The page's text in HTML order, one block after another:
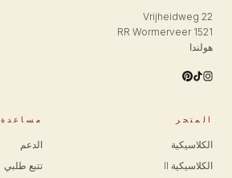
Vrijheidweg 22
1521 RR Wormerveer
هولندا
المتجر
الكلاسيكية
الكلاسيكية II
مساعدة
الدعم
تتبع طلبي